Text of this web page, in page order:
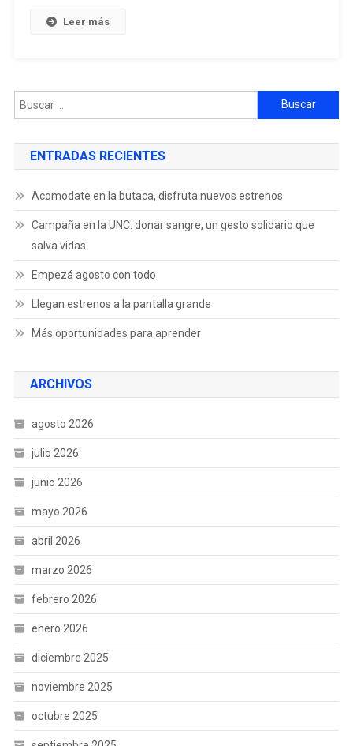
Leer más
ENTRADAS RECIENTES
Acomodate en la butaca, disfruta nuevos estrenos
Campaña en la UNC: donar sangre, un gesto solidario que
salva vidas
Empezá agosto con todo
Llegan estrenos a la pantalla grande
Más oportunidades para aprender
ARCHIVOS
agosto 2026
julio 2026
junio 2026
mayo 2026
abril 2026
marzo 2026
febrero 2026
enero 2026
diciembre 2025
noviembre 2025
octubre 2025